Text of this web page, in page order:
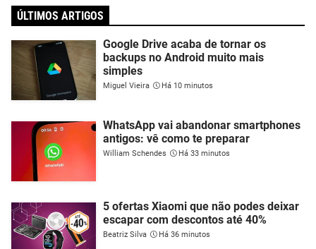
ÚLTIMOS ARTIGOS
Google Drive acaba de tornar os
backups no Android muito mais
simples
Miguel Vieira Há 10 minutos
WhatsApp vai abandonar smartphones
antigos: vê como te preparar
William Schendes Há 33 minutos
5 ofertas Xiaomi que não podes deixar
escapar com descontos até 40%
Beatriz Silva Há 36 minutos